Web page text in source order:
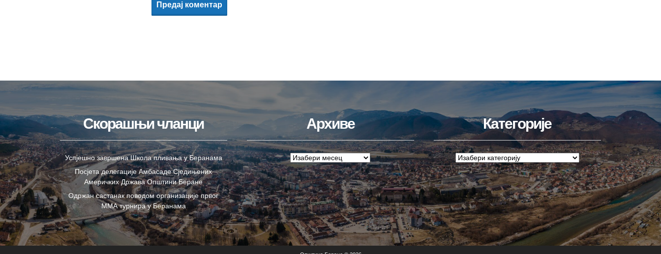
Скорашњи чланци
Успјешно завршена Школа пливања у Беранама
Посјета делегације Амбасаде Сједињених
Америчких Држава Општини Беране
Одржан састанак поводом организације првог
ММА турнира у Беранама
Архиве Категорије